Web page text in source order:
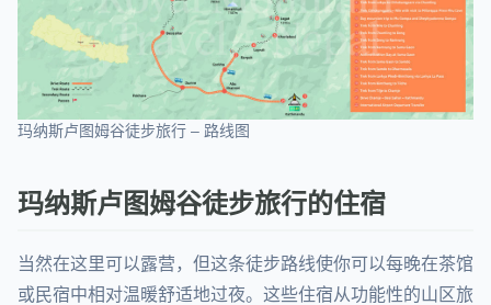
玛纳斯卢图姆谷徒步旅行 – 路线图
玛纳斯卢图姆谷徒步旅行的住宿
当然在这里可以露营，但这条徒步路线使你可以每晚在茶馆
或民宿中相对温暖舒适地过夜。这些住宿从功能性的山区旅